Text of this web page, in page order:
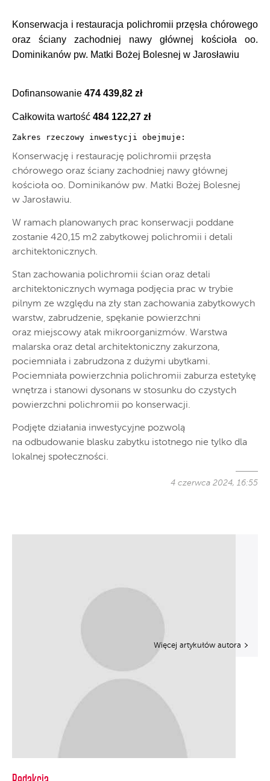
Konserwacja i restauracja polichromii przęsła chórowego
oraz ściany zachodniej nawy głównej kościoła oo.
Dominikanów pw. Matki Bożej Bolesnej w Jarosławiu
Dofinansowanie 474 439,82 zł
Całkowita wartość 484 122,27 zł
Zakres rzeczowy inwestycji obejmuje:
Konserwację i restaurację polichromii przęsła
chórowego oraz ściany zachodniej nawy głównej
kościoła oo. Dominikanów pw. Matki Bożej Bolesnej
w Jarosławiu.
W ramach planowanych prac konserwacji poddane
zostanie 420,15 m2 zabytkowej polichromii i detali
architektonicznych.
Stan zachowania polichromii ścian oraz detali
architektonicznych wymaga podjęcia prac w trybie
pilnym ze względu na zły stan zachowania zabytkowych
warstw, zabrudzenie, spękanie powierzchni
oraz miejscowy atak mikroorganizmów. Warstwa
malarska oraz detal architektoniczny zakurzona,
pociemniała i zabrudzona z dużymi ubytkami.
Pociemniała powierzchnia polichromii zaburza estetykę
wnętrza i stanowi dysonans w stosunku do czystych
powierzchni polichromii po konserwacji.
Podjęte działania inwestycyjne pozwolą
na odbudowanie blasku zabytku istotnego nie tylko dla
lokalnej społeczności.
4 czerwca 2024, 16:55
Więcej artykułów autora